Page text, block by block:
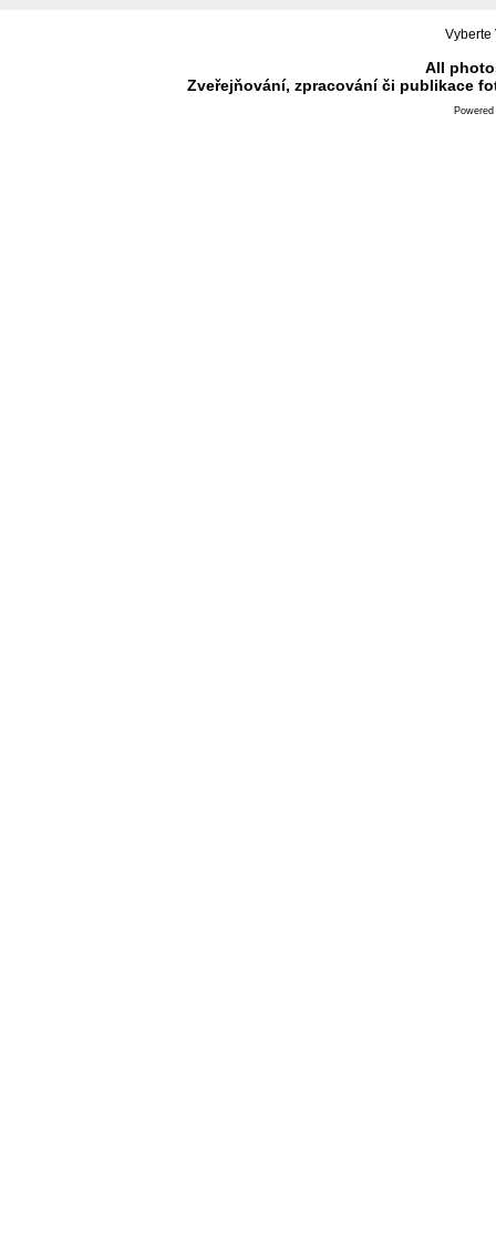
Vyberte
All
Zveřejňování, zpracování či publikace